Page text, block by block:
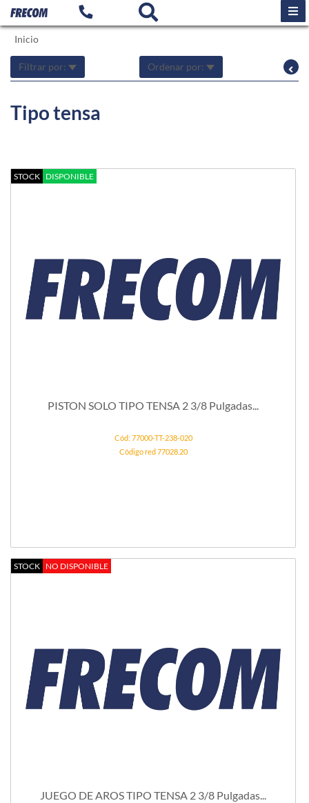
Inicio
Filtrar por: Ordenar por:
Tipo tensa
STOCK DISPONIBLE
PISTON SOLO TIPO TENSA 2 3/8 Pulgadas...
Cód: 77000-TT-238-020
Código red 77028.20
STOCK NO DISPONIBLE
JUEGO DE AROS TIPO TENSA 2 3/8 Pulgadas...